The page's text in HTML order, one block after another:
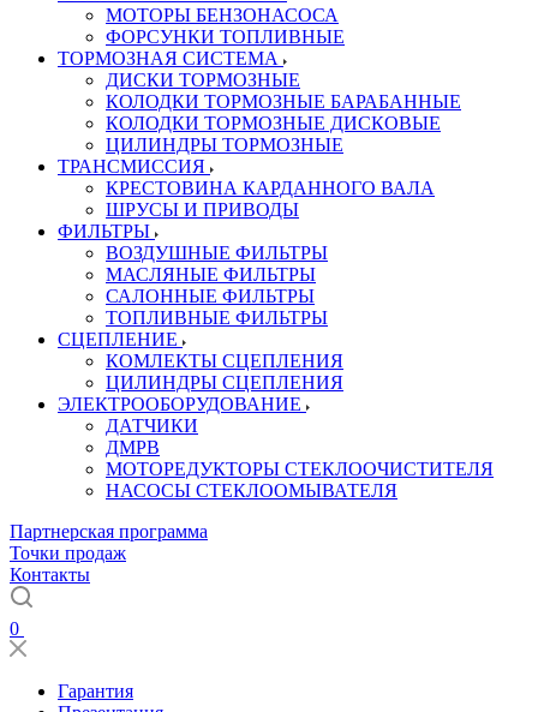
МОТОРЫ БЕНЗОНАСОСА
ФОРСУНКИ ТОПЛИВНЫЕ
ТОРМОЗНАЯ СИСТЕМА
ДИСКИ ТОРМОЗНЫЕ
КОЛОДКИ ТОРМОЗНЫЕ БАРАБАННЫЕ
КОЛОДКИ ТОРМОЗНЫЕ ДИСКОВЫЕ
ЦИЛИНДРЫ ТОРМОЗНЫЕ
ТРАНСМИССИЯ
КРЕСТОВИНА КАРДАННОГО ВАЛА
ШРУСЫ И ПРИВОДЫ
ФИЛЬТРЫ
ВОЗДУШНЫЕ ФИЛЬТРЫ
МАСЛЯНЫЕ ФИЛЬТРЫ
САЛОННЫЕ ФИЛЬТРЫ
ТОПЛИВНЫЕ ФИЛЬТРЫ
СЦЕПЛЕНИЕ
КОМЛЕКТЫ СЦЕПЛЕНИЯ
ЦИЛИНДРЫ СЦЕПЛЕНИЯ
ЭЛЕКТРООБОРУДОВАНИЕ
ДАТЧИКИ
ДМРВ
МОТОРЕДУКТОРЫ СТЕКЛООЧИСТИТЕЛЯ
НАСОСЫ СТЕКЛООМЫВАТЕЛЯ
Партнерская программа
Точки продаж
Контакты
0
Гарантия